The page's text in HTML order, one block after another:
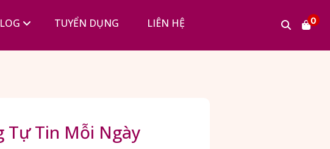
TUYỂN DỤNG LIÊN HỆ 0
Tự Tin Mỗi Ngày